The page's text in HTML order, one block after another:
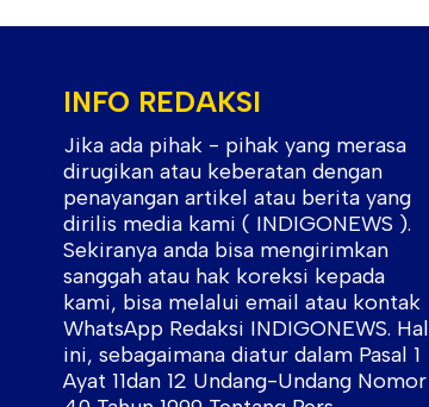
INFO REDAKSI
Jika ada pihak - pihak yang merasa
dirugikan atau keberatan dengan
penayangan artikel atau berita yang
dirilis media kami ( INDIGONEWS ).
Sekiranya anda bisa mengirimkan
sanggah atau hak koreksi kepada
kami, bisa melalui email atau kontak
WhatsApp Redaksi INDIGONEWS. Hal
ini, sebagaimana diatur dalam Pasal 1
Ayat 11dan 12 Undang-Undang Nomor